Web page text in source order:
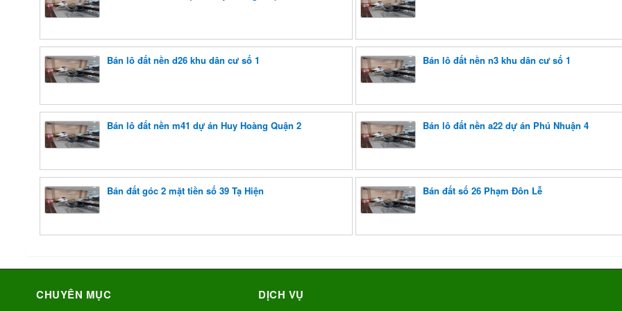
Bán lô đất nền d26 khu dân cư số 1 Bán lô đất nền n3 khu dân cư số 1
Bán lô đất nền m41 dự án Huy Hoàng Quận 2 Bán lô đất nền a22 dự án Phú Nhuận 4
Bán đất góc 2 mặt tiền số 39 Tạ Hiện Bán đất số 26 Phạm Đôn Lễ
CHUYÊN MỤC DỊCH VỤ